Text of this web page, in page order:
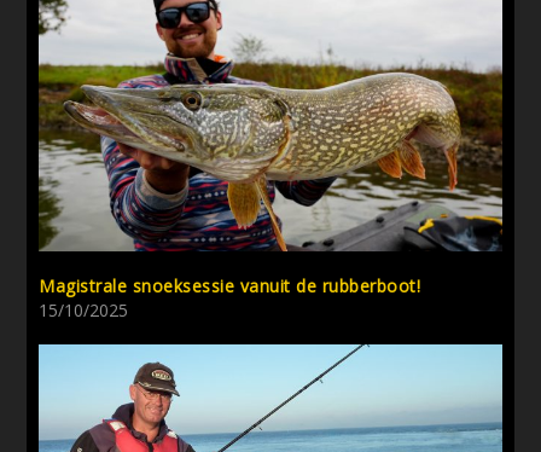
Magistrale snoeksessie vanuit de rubberboot!
15/10/2025